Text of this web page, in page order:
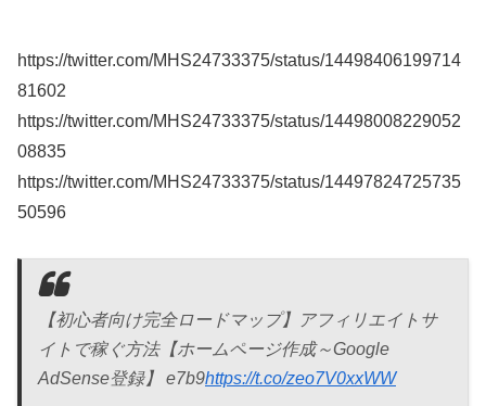
https://twitter.com/MHS24733375/status/14498406199714
81602
https://twitter.com/MHS24733375/status/14498008229052
08835
https://twitter.com/MHS24733375/status/14497824725735
50596
【初心者向け完全ロードマップ】アフィリエイトサ
イトで稼ぐ方法【ホームページ作成～Google
AdSense登録】 e7b9https://t.co/zeo7V0xxWW